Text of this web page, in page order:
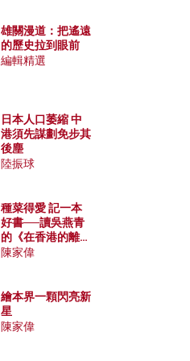
雄關漫道：把遙遠
的歷史拉到眼前
編輯精選
日本人口萎縮 中
港須先謀劃免步其
後塵
陸振球
種菜得愛 記一本
好書──讀吳燕青
的《在香港的離島
種菜》
陳家偉
繪本界一顆閃亮新
星
陳家偉